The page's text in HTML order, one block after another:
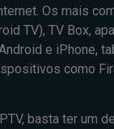
Os mais
TV), TV Box,
e iPhone,
como
basta ter um